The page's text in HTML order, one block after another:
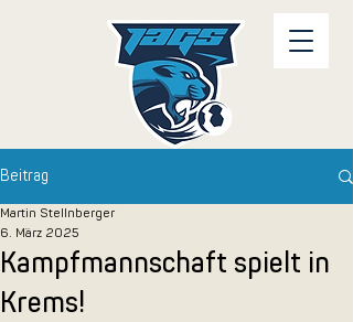
Beitrag
Kampfmannschaft spielt in
Krems!
Martin Stellnberger
6. März 2025